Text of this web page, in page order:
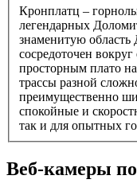
Кронплатц –
легендарных
знаменитую
сосредоточен
просторным плато
трассы разной
преимущественно
спокойные и
так и для опытных
Веб-камеры